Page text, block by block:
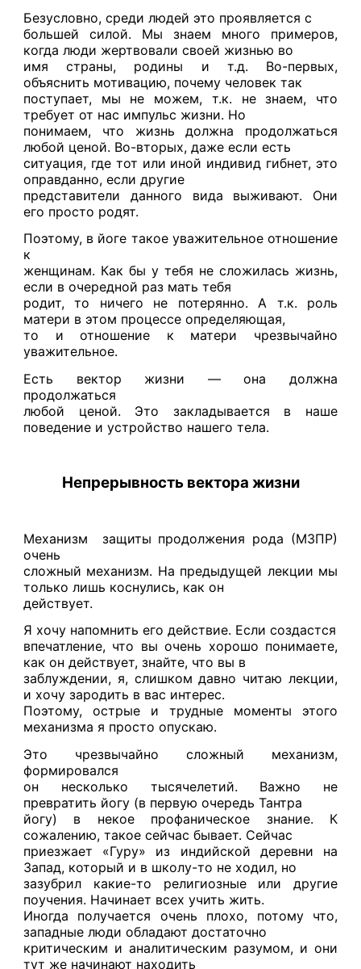
Безусловно, среди людей это проявляется с
большей силой. Мы знаем много примеров,
когда люди жертвовали своей жизнью во
имя страны, родины и т.д. Во-первых,
объяснить мотивацию, почему человек так
поступает, мы не можем, т.к. не знаем, что
требует от нас импульс жизни. Но
понимаем, что жизнь должна продолжаться
любой ценой. Во-вторых, даже если есть
ситуация, где тот или иной индивид гибнет, это
оправданно, если другие
представители данного вида выживают. Они
его просто родят.
Поэтому, в йоге такое уважительное отношение
к
женщинам. Как бы у тебя не сложилась жизнь,
если в очередной раз мать тебя
родит, то ничего не потерянно. А т.к. роль
матери в этом процессе определяющая,
то и отношение к матери чрезвычайно
уважительное.
Есть вектор жизни — она должна
продолжаться
любой ценой. Это закладывается в наше
поведение и устройство нашего тела.
Непрерывность вектора жизни
Механизм защиты продолжения рода (МЗПР)
очень
сложный механизм. На предыдущей лекции мы
только лишь коснулись, как он
действует.
Я хочу напомнить его действие. Если создастся
впечатление, что вы очень хорошо понимаете,
как он действует, знайте, что вы в
заблуждении, я, слишком давно читаю лекции,
и хочу зародить в вас интерес.
Поэтому, острые и трудные моменты этого
механизма я просто опускаю.
Это чрезвычайно сложный механизм,
формировался
он несколько тысячелетий. Важно не
превратить йогу (в первую очередь Тантра
йогу) в некое профаническое знание. К
сожалению, такое сейчас бывает. Сейчас
приезжает «Гуру» из индийской деревни на
Запад, который и в школу-то не ходил, но
зазубрил какие-то религиозные или другие
поучения. Начинает всех учить жить.
Иногда получается очень плохо, потому что,
западные люди обладают достаточно
критическим и аналитическим разумом, и они
тут же начинают находить